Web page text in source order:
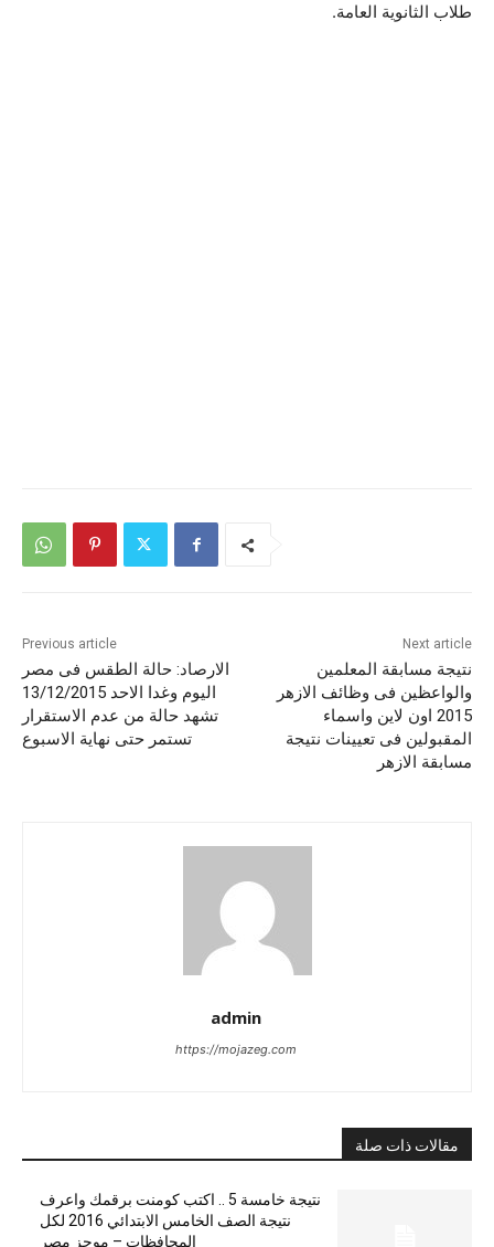
طلاب الثانوية العامة.
Previous article
الارصاد: حالة الطقس فى مصر
اليوم وغدا الاحد 13/12/2015
تشهد حالة من عدم الاستقرار
تستمر حتى نهاية الاسبوع
Next article
نتيجة مسابقة المعلمين
والواعظين فى وظائف الازهر
2015 اون لاين واسماء
المقبولين فى تعيينات نتيجة
مسابقة الازهر
admin
https://mojazeg.com
مقالات ذات صلة
نتيجة خامسة 5 .. اكتب كومنت برقمك واعرف
نتيجة الصف الخامس الابتدائي 2016 لكل
المحافظات – موجز مصر